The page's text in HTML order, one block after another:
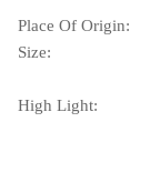
Place Of Origin:
Size:
High Light: